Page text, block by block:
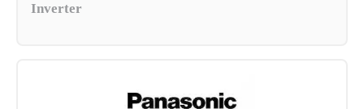
Inverter